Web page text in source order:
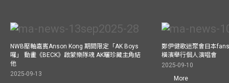
NWB壓軸嘉賓Anson Kong 期間限定「AK Boys
囉」 動畫《BECK》啟蒙樂隊魂 AK曬珍藏主角結
他
2025-09-13
鄭伊健歌迷聚會日本
橫濱舉行個人演唱會
2025-09-10
More